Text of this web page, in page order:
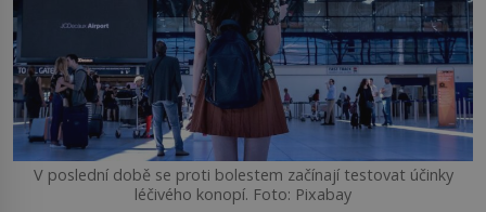
V poslední době se proti bolestem začínají testovat účinky
léčivého konopí. Foto: Pixabay